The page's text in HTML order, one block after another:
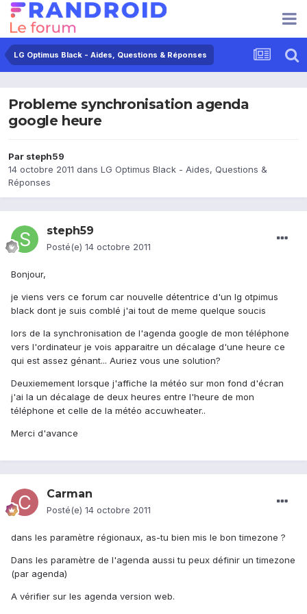
LG Optimus Black - Aides, Questions & Réponses
Probleme synchronisation agenda
google heure
Par steph59
14 octobre 2011 dans LG Optimus Black - Aides, Questions &
Réponses
steph59
Posté(e) 14 octobre 2011
Bonjour,
je viens vers ce forum car nouvelle détentrice d'un lg otpimus
black dont je suis comblé j'ai tout de meme quelque soucis
lors de la synchronisation de l'agenda google de mon téléphone
vers l'ordinateur je vois apparaitre un décalage d'une heure ce
qui est assez génant... Auriez vous une solution?
Deuxiemement lorsque j'affiche la météo sur mon fond d'écran
j'ai la un décalage de deux heures entre l'heure de mon
téléphone et celle de la météo accuwheater..
Merci d'avance
Carman
Posté(e) 14 octobre 2011
dans les paramètre régionaux, as-tu bien mis le bon timezone ?
Dans les paramètre de l'agenda aussi tu peux définir un timezone
(par agenda)
A vérifier sur les agenda version web.